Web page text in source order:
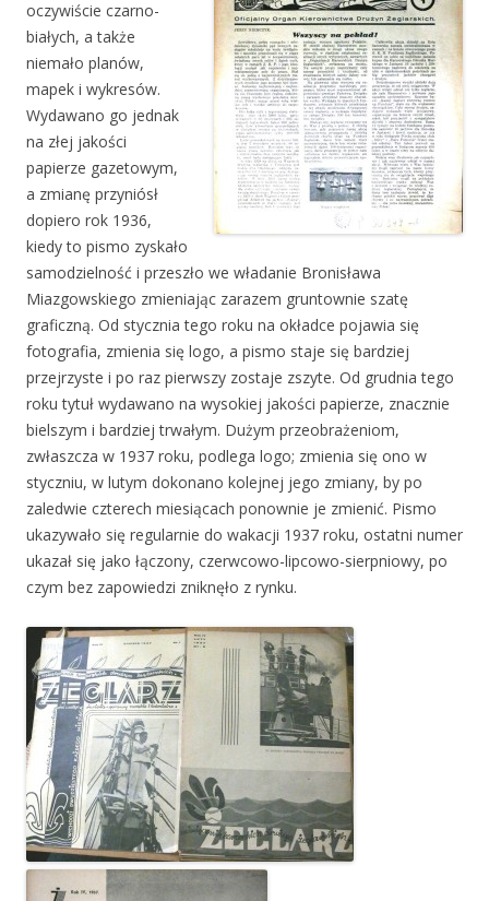
oczywiście czarno-
białych, a także
niemało planów,
mapek i wykresów.
Wydawano go jednak
na złej jakości
papierze gazetowym,
a zmianę przyniósł
dopiero rok 1936,
kiedy to pismo zyskało
samodzielność i przeszło we władanie Bronisława
Miazgowskiego zmieniając zarazem gruntownie szatę
graficzną. Od stycznia tego roku na okładce pojawia się
fotografia, zmienia się logo, a pismo staje się bardziej
przejrzyste i po raz pierwszy zostaje zszyte. Od grudnia tego
roku tytuł wydawano na wysokiej jakości papierze, znacznie
bielszym i bardziej trwałym. Dużym przeobrażeniom,
zwłaszcza w 1937 roku, podlega logo; zmienia się ono w
styczniu, w lutym dokonano kolejnej jego zmiany, by po
zaledwie czterech miesiącach ponownie je zmienić. Pismo
ukazywało się regularnie do wakacji 1937 roku, ostatni numer
ukazał się jako łączony, czerwcowo-lipcowo-sierpniowy, po
czym bez zapowiedzi zniknęło z rynku.